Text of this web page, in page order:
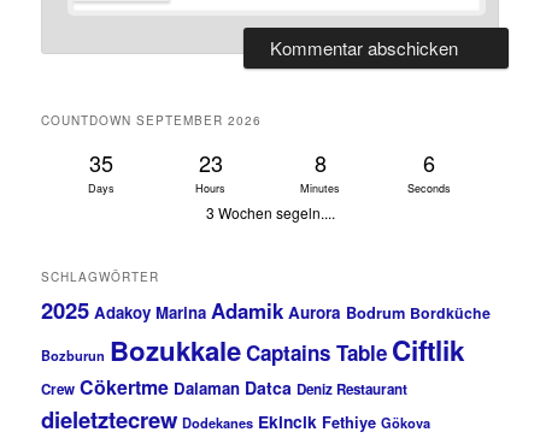
COUNTDOWN SEPTEMBER 2026
35
Days
23
Hours
8
Minutes
5
Seconds
3 Wochen segeln....
SCHLAGWÖRTER
2025 Adakoy Marina Adamik Aurora Bodrum Bordküche
Bozburun BozukkaleCaptains Table Ciftlik
Crew Cökertme Dalaman Datca Deniz Restaurant
dieletztecrew Dodekanes Ekincik Fethiye Gökova